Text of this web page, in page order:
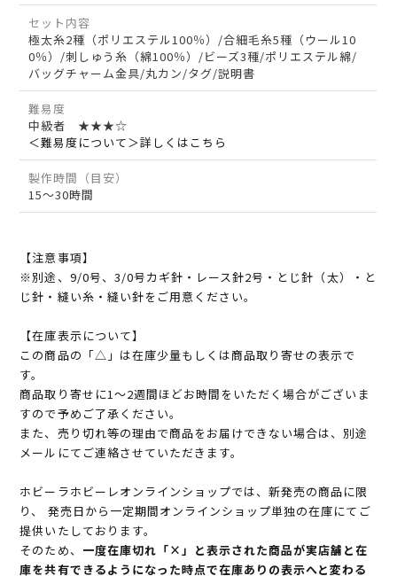
セット内容
極太糸2種（ポリエステル100％）/合細毛糸5種（ウール10
0％）/刺しゅう糸（綿100％）/ビーズ3種/ポリエステル綿/
バッグチャーム金具/丸カン/タグ/説明書
難易度
中級者 ★★★☆
＜難易度について＞詳しくはこちら
製作時間（目安）
15～30時間
【注意事項】
※別途、9/0号、3/0号カギ針・レース針2号・とじ針（太）・と
じ針・縫い糸・縫い針をご用意ください。
【在庫表示について】
この商品の「△」は在庫少量もしくは商品取り寄せの表示で
す。
商品取り寄せに1～2週間ほどお時間をいただく場合がございま
すので予めご了承ください。
また、売り切れ等の理由で商品をお届けできない場合は、別途
メールにてご連絡させていただきます。
ホビーラホビーレオンラインショップでは、新発売の商品に限
り、 発売日から一定期間オンラインショップ単独の在庫にてご
提供いたしております。
そのため、 一度在庫切れ「×」と表示された商品が実店舗と在
庫を共有できるようになった時点で在庫ありの表示へと変わる